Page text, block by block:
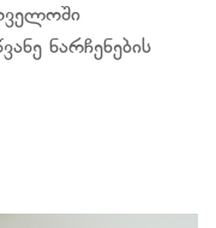
ნარჩენების